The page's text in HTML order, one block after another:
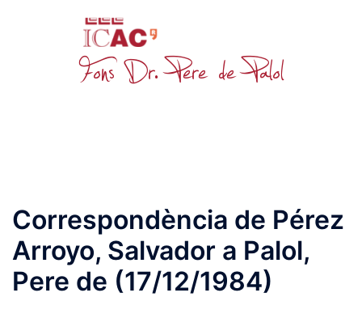
Correspondència de Pérez
Arroyo, Salvador a Palol,
Pere de (17/12/1984)